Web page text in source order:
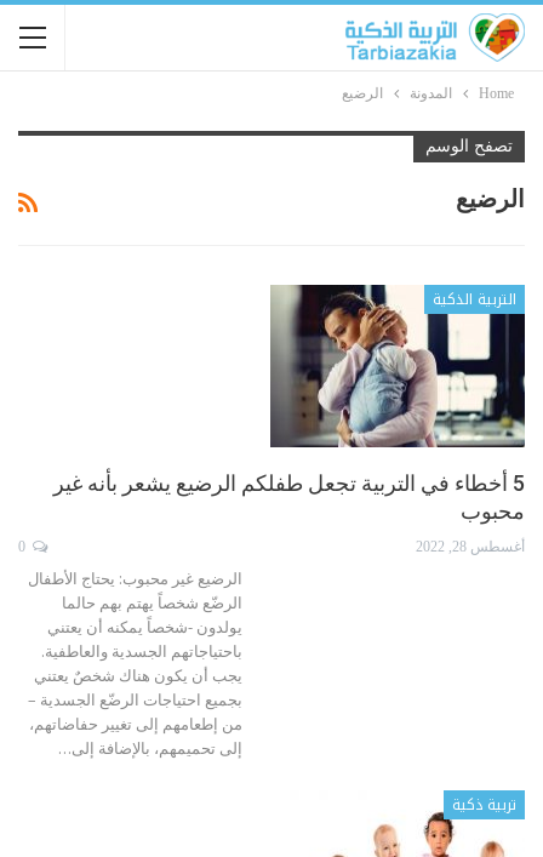
Home المدونة الرضيع
تصفح الوسم
الرضيع
التربية الذكية
5 أخطاء في التربية تجعل طفلكم الرضيع يشعر بأنه غير
محبوب
أغسطس 28, 2022
الرضيع غير محبوب: يحتاج الأطفال
الرضّع شخصاً يهتم بهم حالما
يولدون -شخصاً يمكنه أن يعتني
باحتياجاتهم الجسدية والعاطفية.
يجب أن يكون هناك شخصٌ يعتني
بجميع احتياجات الرضّع الجسدية –
من إطعامهم إلى تغيير حفاضاتهم،
إلى تحميمهم، بالإضافة إلى…
تربية ذكية